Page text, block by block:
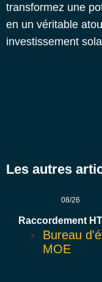
transformez une
en un véritable
investissement
Les autres
08/26
Raccordement
Bureau
MOE